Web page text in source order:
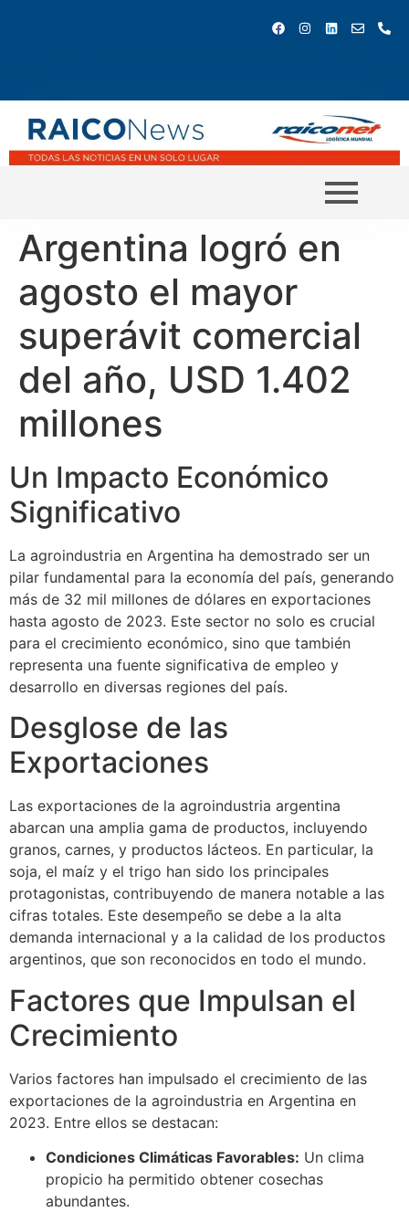
Argentina logró en
agosto el mayor
superávit comercial
del año, USD 1.402
millones
Un Impacto Económico
Significativo
La agroindustria en Argentina ha demostrado ser un
pilar fundamental para la economía del país, generando
más de 32 mil millones de dólares en exportaciones
hasta agosto de 2023. Este sector no solo es crucial
para el crecimiento económico, sino que también
representa una fuente significativa de empleo y
desarrollo en diversas regiones del país.
Desglose de las
Exportaciones
Las exportaciones de la agroindustria argentina
abarcan una amplia gama de productos, incluyendo
granos, carnes, y productos lácteos. En particular, la
soja, el maíz y el trigo han sido los principales
protagonistas, contribuyendo de manera notable a las
cifras totales. Este desempeño se debe a la alta
demanda internacional y a la calidad de los productos
argentinos, que son reconocidos en todo el mundo.
Factores que Impulsan el
Crecimiento
Varios factores han impulsado el crecimiento de las
exportaciones de la agroindustria en Argentina en
2023. Entre ellos se destacan:
Condiciones Climáticas Favorables: Un clima
propicio ha permitido obtener cosechas
abundantes.